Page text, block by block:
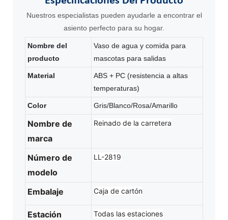
Nuestros especialistas pueden ayudarle a encontrar el
asiento perfecto para su hogar.
Nombre del
producto
Vaso de agua y comida para
mascotas para salidas
Material
ABS + PC (resistencia a altas
temperaturas)
Color Gris/Blanco/Rosa/Amarillo
Nombre de
marca
Reinado de la carretera
Número de
modelo
LL-2819
Embalaje Caja de cartón
Estación Todas las estaciones